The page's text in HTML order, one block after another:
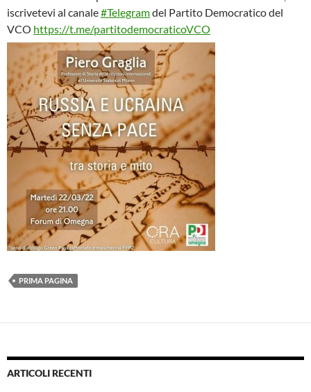
iscrivetevi al canale#Telegramdel Partito Democratico del
VCO https://t.me/partitodemocraticoVCO
PRIMA PAGINA
ARTICOLI RECENTI